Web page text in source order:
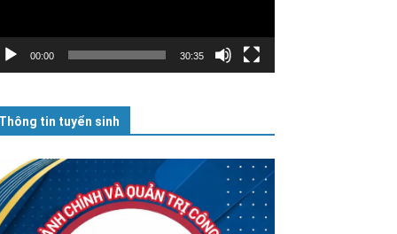
00:00 30:35
Thông tin tuyển sinh